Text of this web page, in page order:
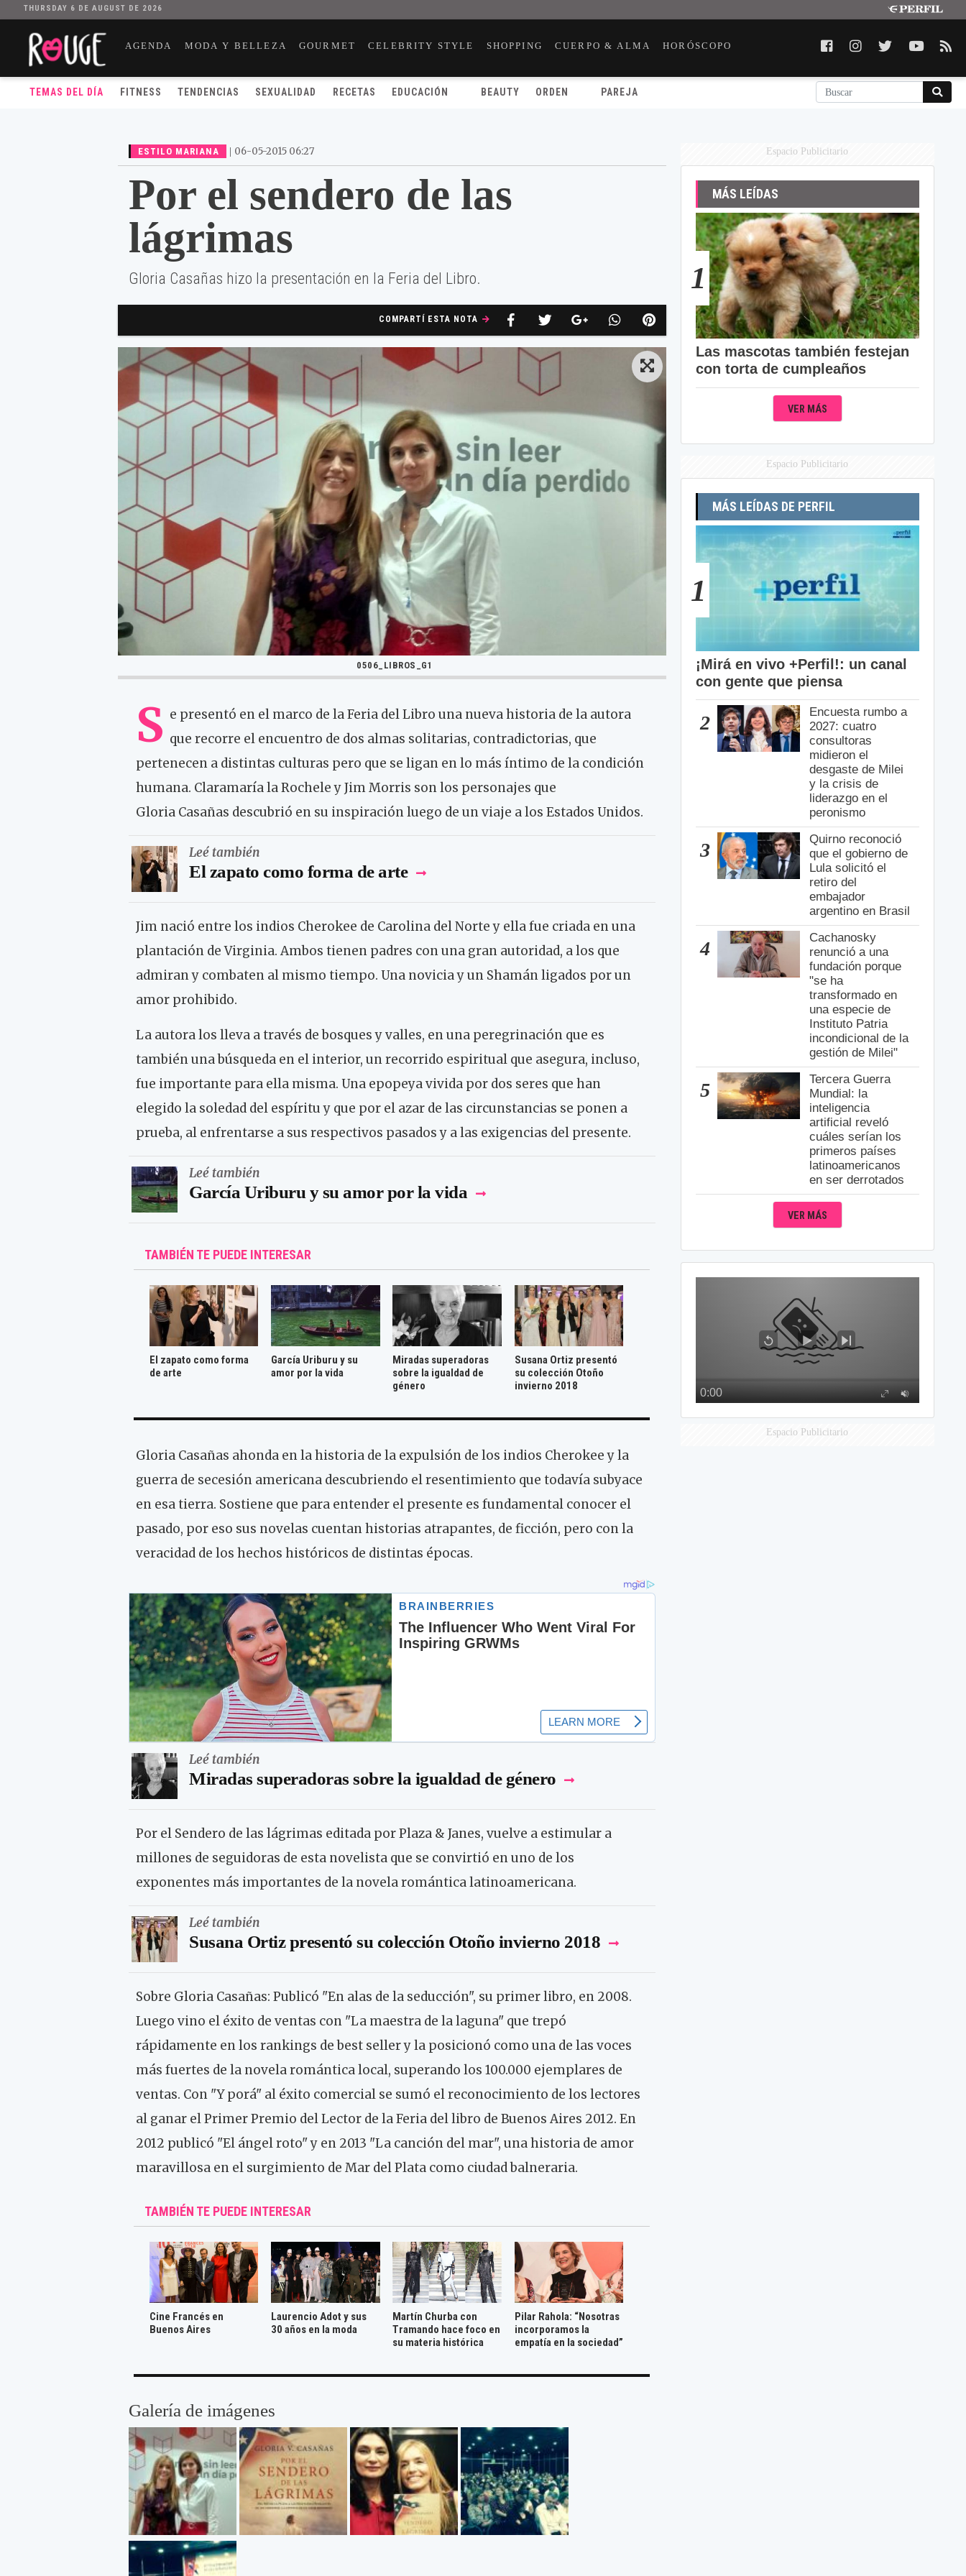
THURSDAY 6 DE AUGUST DE 2026
AGENDA MODA Y BELLEZA GOURMET CELEBRITY STYLE SHOPPING CUERPO & ALMA HORÓSCOPO
TEMAS DEL DÍA FITNESS TENDENCIAS SEXUALIDAD RECETAS EDUCACIÓN BEAUTY ORDEN PAREJA
ESTILO MARIANA | 06-05-2015 06:27
Por el sendero de las
lágrimas
Gloria Casañas hizo la presentación en la Feria del Libro.
COMPARTÍ ESTA NOTA
0506_LIBROS_G1
S e presentó en el marco de la Feria del Libro una nueva historia de la autora
que recorre el encuentro de dos almas solitarias, contradictorias, que
pertenecen a distintas culturas pero que se ligan en lo más íntimo de la condición
humana. Claramaría la Rochele y Jim Morris son los personajes que
Gloria Casañas descubrió en su inspiración luego de un viaje a los Estados Unidos.
Leé también
El zapato como forma de arte
Jim nació entre los indios Cherokee de Carolina del Norte y ella fue criada en una
plantación de Virginia. Ambos tienen padres con una gran autoridad, a los que
admiran y combaten al mismo tiempo. Una novicia y un Shamán ligados por un
amor prohibido.
La autora los lleva a través de bosques y valles, en una peregrinación que es
también una búsqueda en el interior, un recorrido espiritual que asegura, incluso,
fue importante para ella misma. Una epopeya vivida por dos seres que han
elegido la soledad del espíritu y que por el azar de las circunstancias se ponen a
prueba, al enfrentarse a sus respectivos pasados y a las exigencias del presente.
Leé también
García Uriburu y su amor por la vida
TAMBIÉN TE PUEDE INTERESAR
El zapato como forma
de arte
García Uriburu y su
amor por la vida
Miradas superadoras
sobre la igualdad de
género
Susana Ortiz presentó
su colección Otoño
invierno 2018
Gloria Casañas ahonda en la historia de la expulsión de los indios Cherokee y la
guerra de secesión americana descubriendo el resentimiento que todavía subyace
en esa tierra. Sostiene que para entender el presente es fundamental conocer el
pasado, por eso sus novelas cuentan historias atrapantes, de ficción, pero con la
veracidad de los hechos históricos de distintas épocas.
Leé también
Miradas superadoras sobre la igualdad de género
Por el Sendero de las lágrimas editada por Plaza & Janes, vuelve a estimular a
millones de seguidoras de esta novelista que se convirtió en uno de los
exponentes más importantes de la novela romántica latinoamericana.
Leé también
Susana Ortiz presentó su colección Otoño invierno 2018
Sobre Gloria Casañas: Publicó "En alas de la seducción", su primer libro, en 2008.
Luego vino el éxito de ventas con "La maestra de la laguna" que trepó
rápidamente en los rankings de best seller y la posicionó como una de las voces
más fuertes de la novela romántica local, superando los 100.000 ejemplares de
ventas. Con "Y porá" al éxito comercial se sumó el reconocimiento de los lectores
al ganar el Primer Premio del Lector de la Feria del libro de Buenos Aires 2012. En
2012 publicó "El ángel roto" y en 2013 "La canción del mar", una historia de amor
maravillosa en el surgimiento de Mar del Plata como ciudad balneraria.
TAMBIÉN TE PUEDE INTERESAR
Cine Francés en
Buenos Aires
Laurencio Adot y sus
30 años en la moda
Martín Churba con
Tramando hace foco en
su materia histórica
Pilar Rahola: “Nosotras
incorporamos la
empatía en la sociedad”
Galería de imágenes
Espacio Publicitario
MÁS LEÍDAS
1
Las mascotas también festejan
con torta de cumpleaños
VER MÁS
Espacio Publicitario
MÁS LEÍDAS DE PERFIL
1
¡Mirá en vivo +Perfil!: un canal
con gente que piensa
2
Encuesta rumbo a
2027: cuatro
consultoras
midieron el
desgaste de Milei
y la crisis de
liderazgo en el
peronismo
3
Quirno reconoció
que el gobierno de
Lula solicitó el
retiro del
embajador
argentino en Brasil
4
Cachanosky
renunció a una
fundación porque
"se ha
transformado en
una especie de
Instituto Patria
incondicional de la
gestión de Milei"
5
Tercera Guerra
Mundial: la
inteligencia
artificial reveló
cuáles serían los
primeros países
latinoamericanos
en ser derrotados
VER MÁS
Espacio Publicitario